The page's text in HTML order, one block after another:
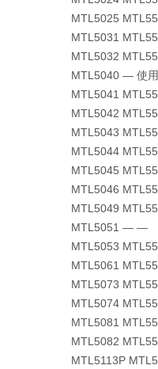
MTL5025
MTL5031
MTL5032
MTL5040 — 使
MTL5041
MTL5042
MTL5043
MTL5044
MTL5045
MTL5046
MTL5049
MTL5051 — —
MTL5053
MTL5061
MTL5073
MTL5074
MTL5081
MTL5082
MTL5113P